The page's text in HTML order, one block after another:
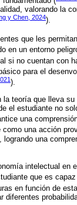
valorando la
y Chen, 2024).
que les
en un entorno
si no cuentan con
para el
).
teoría que lleva
el estudiante no
una
una acción
una
intelectual en
que es
en función de